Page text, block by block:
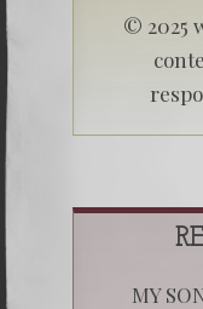
© 2025
MY